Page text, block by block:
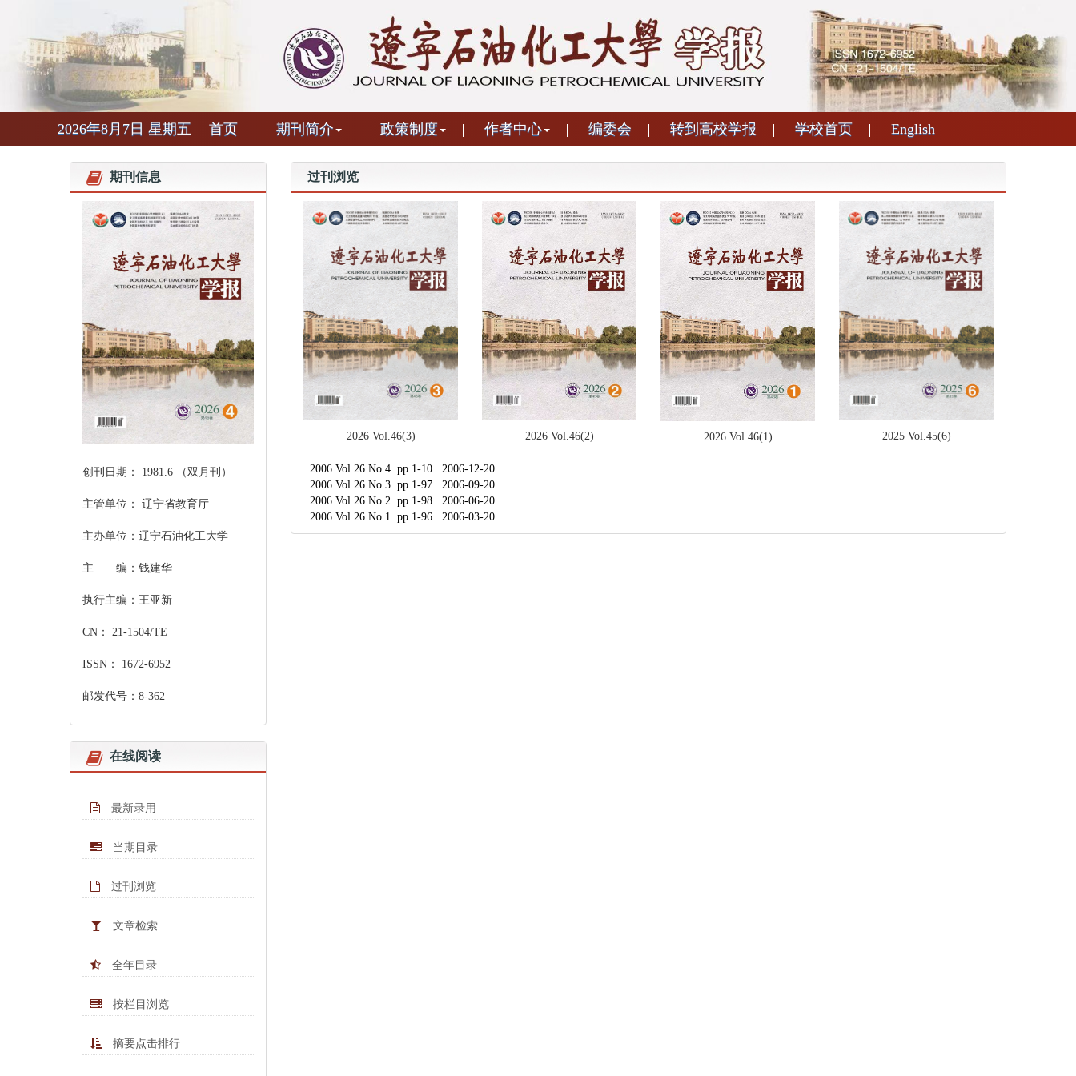
2026年8月7日 星期五 首页 期刊简介 政策制度 作者中心 编委会 转到高校学报 学校首页 English
过刊浏览
2026 Vol.46(3) 2026 Vol.46(2) 2026 Vol.46(1) 2025 Vol.45(6)
2006 Vol.26 No.4 pp.1-10 2006-12-20
2006 Vol.26 No.3 pp.1-97 2006-09-20
2006 Vol.26 No.2 pp.1-98 2006-06-20
2006 Vol.26 No.1 pp.1-96 2006-03-20
期刊信息
创刊日期： 1981.6 （双月刊）
主管单位： 辽宁省教育厅
主办单位：辽宁石油化工大学
主 编：钱建华
执行主编：王亚新
CN： 21-1504/TE
ISSN： 1672-6952
邮发代号：8-362
在线阅读
最新录用
当期目录
过刊浏览
文章检索
全年目录
按栏目浏览
摘要点击排行